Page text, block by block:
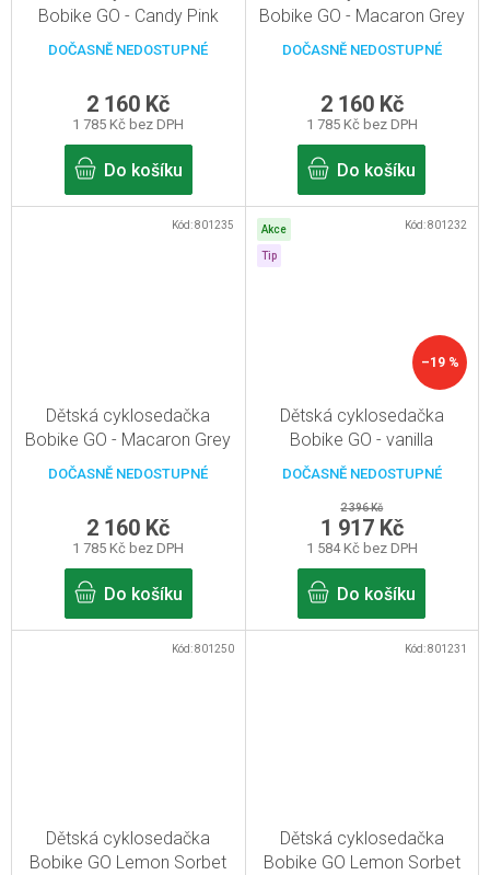
Bobike GO - Candy Pink
Pro zadní nosič
DOČASNĚ NEDOSTUPNÉ
1 785 Kč bez DPH
2 160 Kč
Do košíku
Bobike GO - Macaron Grey
Pro sedlovou trubku rámu
DOČASNĚ NEDOSTUPNÉ
1 785 Kč bez DPH
2 160 Kč
Do košíku
Dětská cyklosedačka
Bobike GO - Macaron Grey
Pro zadní nosič
DOČASNĚ NEDOSTUPNÉ
1 785 Kč bez DPH
2 160 Kč
Do košíku
Kód:801235 Akce
Tip
–19 %
Dětská cyklosedačka
Bobike GO - vanilla
cupcake Pro zadní nosič
DOČASNĚ NEDOSTUPNÉ
2 396 Kč
1 584 Kč bez DPH
1 917 Kč
Do košíku
Kód:801232
Dětská cyklosedačka
Bobike GO Lemon Sorbet
Kód:801250
Dětská cyklosedačka
Bobike GO Lemon Sorbet
Kód:801231